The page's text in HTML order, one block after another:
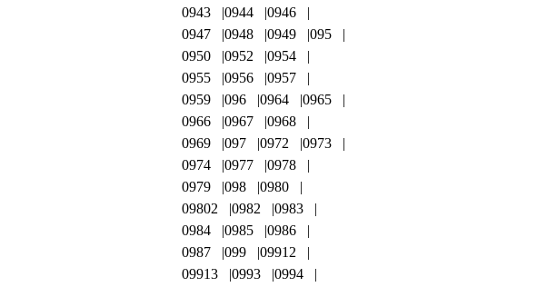
0943
0944
0946
0947
0948 0949
095
0950
0952
0954
0955
0956
0957
0959
096 0964
0965
0966
0967
0968
0969
097 0972
0973
0974
0977
0978
0979
098
0980
09802
0982
0983
0984
0985
0986
0987
099
09912
09913
0993
0994